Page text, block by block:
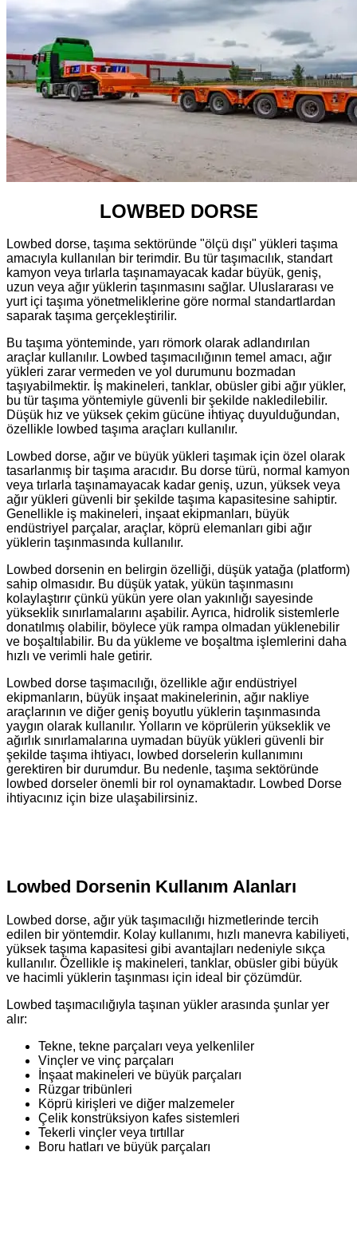
LOWBED DORSE
Lowbed dorse, taşıma sektöründe "ölçü dışı" yükleri taşıma
amacıyla kullanılan bir terimdir. Bu tür taşımacılık, standart
kamyon veya tırlarla taşınamayacak kadar büyük, geniş,
uzun veya ağır yüklerin taşınmasını sağlar. Uluslararası ve
yurt içi taşıma yönetmeliklerine göre normal standartlardan
saparak taşıma gerçekleştirilir.
Bu taşıma yönteminde, yarı römork olarak adlandırılan
araçlar kullanılır. Lowbed taşımacılığının temel amacı, ağır
yükleri zarar vermeden ve yol durumunu bozmadan
taşıyabilmektir. İş makineleri, tanklar, obüsler gibi ağır yükler,
bu tür taşıma yöntemiyle güvenli bir şekilde nakledilebilir.
Düşük hız ve yüksek çekim gücüne ihtiyaç duyulduğundan,
özellikle lowbed taşıma araçları kullanılır.
Lowbed dorse, ağır ve büyük yükleri taşımak için özel olarak
tasarlanmış bir taşıma aracıdır. Bu dorse türü, normal kamyon
veya tırlarla taşınamayacak kadar geniş, uzun, yüksek veya
ağır yükleri güvenli bir şekilde taşıma kapasitesine sahiptir.
Genellikle iş makineleri, inşaat ekipmanları, büyük
endüstriyel parçalar, araçlar, köprü elemanları gibi ağır
yüklerin taşınmasında kullanılır.
Lowbed dorsenin en belirgin özelliği, düşük yatağa (platform)
sahip olmasıdır. Bu düşük yatak, yükün taşınmasını
kolaylaştırır çünkü yükün yere olan yakınlığı sayesinde
yükseklik sınırlamalarını aşabilir. Ayrıca, hidrolik sistemlerle
donatılmış olabilir, böylece yük rampa olmadan yüklenebilir
ve boşaltılabilir. Bu da yükleme ve boşaltma işlemlerini daha
hızlı ve verimli hale getirir.
Lowbed dorse taşımacılığı, özellikle ağır endüstriyel
ekipmanların, büyük inşaat makinelerinin, ağır nakliye
araçlarının ve diğer geniş boyutlu yüklerin taşınmasında
yaygın olarak kullanılır. Yolların ve köprülerin yükseklik ve
ağırlık sınırlamalarına uymadan büyük yükleri güvenli bir
şekilde taşıma ihtiyacı, lowbed dorselerin kullanımını
gerektiren bir durumdur. Bu nedenle, taşıma sektöründe
lowbed dorseler önemli bir rol oynamaktadır. Lowbed Dorse
ihtiyacınız için bize ulaşabilirsiniz.
Lowbed Dorsenin Kullanım Alanları
Lowbed dorse, ağır yük taşımacılığı hizmetlerinde tercih
edilen bir yöntemdir. Kolay kullanımı, hızlı manevra kabiliyeti,
yüksek taşıma kapasitesi gibi avantajları nedeniyle sıkça
kullanılır. Özellikle iş makineleri, tanklar, obüsler gibi büyük
ve hacimli yüklerin taşınması için ideal bir çözümdür.
Lowbed taşımacılığıyla taşınan yükler arasında şunlar yer
alır:
Tekne, tekne parçaları veya yelkenliler
Vinçler ve vinç parçaları
İnşaat makineleri ve büyük parçaları
Rüzgar tribünleri
Köprü kirişleri ve diğer malzemeler
Çelik konstrüksiyon kafes sistemleri
Tekerli vinçler veya tırtıllar
Boru hatları ve büyük parçaları